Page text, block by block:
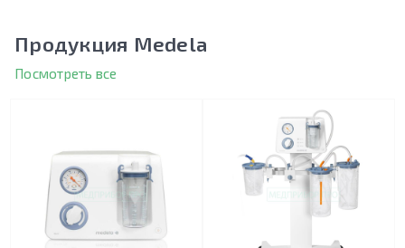
Продукция Medela
Посмотреть все